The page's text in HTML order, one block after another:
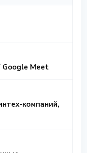
Google Meet
компаний,